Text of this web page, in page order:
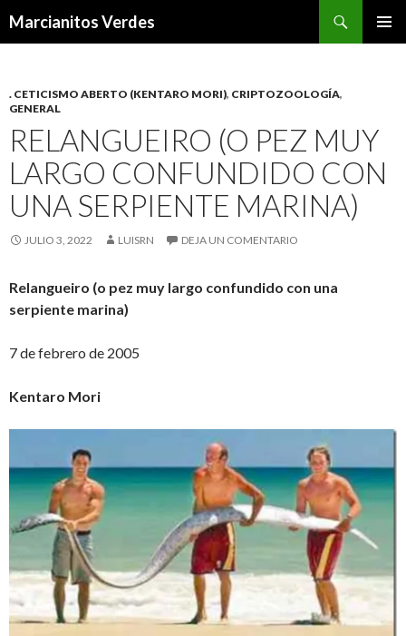
Marcianitos Verdes
. CETICISMO ABERTO (KENTARO MORI), CRIPTOZOOLOGÍA,
GENERAL
RELANGUEIRO (O PEZ MUY
LARGO CONFUNDIDO CON
UNA SERPIENTE MARINA)
JULIO 3, 2022 LUISRN DEJA UN COMENTARIO
Relangueiro (o pez muy largo confundido con una
serpiente marina)
7 de febrero de 2005
Kentaro Mori